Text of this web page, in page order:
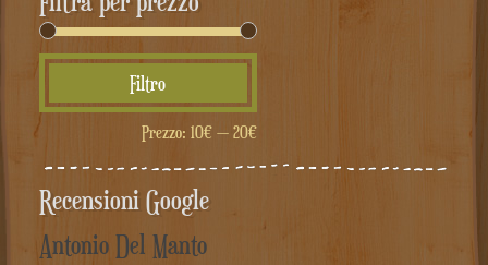
Min
Max
Filtro
Prezzo: 10€— 20€
Recensioni Google
Antonio Del Manto